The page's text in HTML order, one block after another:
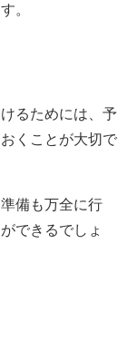
。
るためには、予
くことが大切で
備も万全に行
できるでしょ